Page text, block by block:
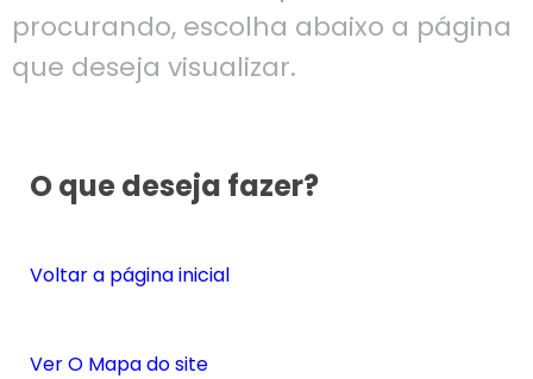
procurando, escolha abaixo a página
que deseja visualizar.
O que deseja fazer?
Voltar a página inicial
Ver O Mapa do site